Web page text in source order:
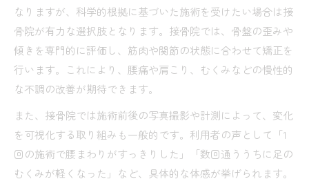
なりますが、科学的根拠に基づいた施術を受けたい場合は接
骨院が有力な選択肢となります。接骨院では、骨盤の歪みや
傾きを専門的に評価し、筋肉や関節の状態に合わせて矯正を
行います。これにより、腰痛や肩こり、むくみなどの慢性的
な不調の改善が期待できます。
また、接骨院では施術前後の写真撮影や計測によって、変化
を可視化する取り組みも一般的です。利用者の声として「1
回の施術で腰まわりがすっきりした」「数回通ううちに足の
むくみが軽くなった」など、具体的な体感が挙げられます。